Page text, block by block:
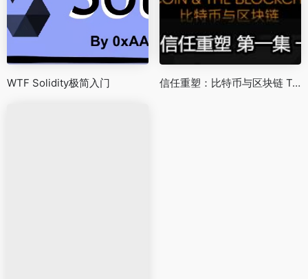
WTF Solidity极简入门 信任重塑：比特币与区块链 Trust Disrupted: Bitcoin and the Blockchain (2016)